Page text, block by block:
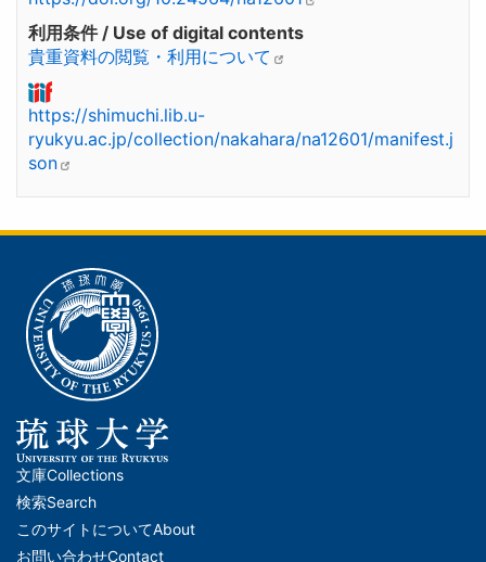
利用条件 / Use of digital contents
貴重資料の閲覧・利用について
https://shimuchi.lib.u-
ryukyu.ac.jp/collection/nakahara/na12601/manifest.j
son
メ
イ
文庫Collections
検索Search
このサイトについてAbout
お問い合わせContact